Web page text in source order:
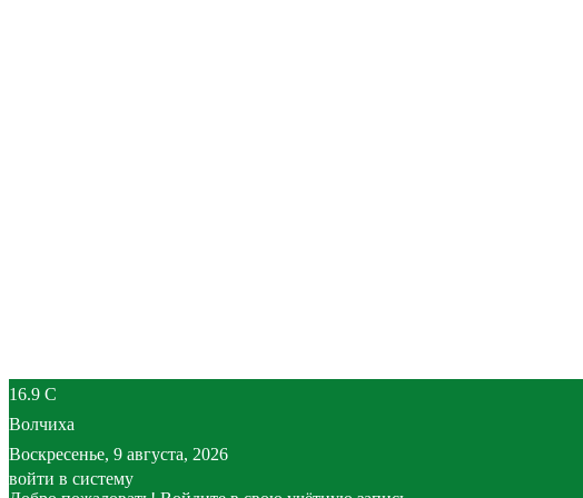
16.9 C
Волчиха
Воскресенье, 9 августа, 2026
войти в систему